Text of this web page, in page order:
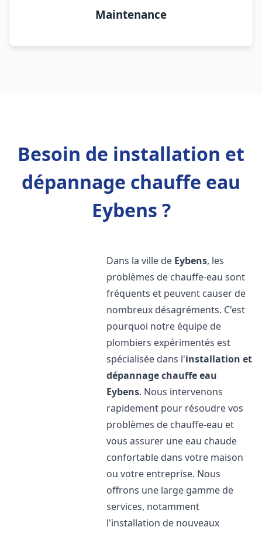
Maintenance
Besoin de installation et
dépannage chauffe eau
Eybens ?
Dans la ville de Eybens, les
problèmes de chauffe-eau sont
fréquents et peuvent causer de
nombreux désagréments. C'est
pourquoi notre équipe de
plombiers expérimentés est
spécialisée dans l'installation et
dépannage chauffe eau
Eybens. Nous intervenons
rapidement pour résoudre vos
problèmes de chauffe-eau et
vous assurer une eau chaude
confortable dans votre maison
ou votre entreprise. Nous
offrons une large gamme de
services, notamment
l'installation de nouveaux